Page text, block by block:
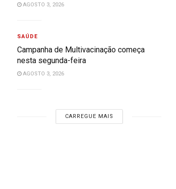
AGOSTO 3, 2026
SAÚDE
Campanha de Multivacinação começa
nesta segunda-feira
AGOSTO 3, 2026
CARREGUE MAIS